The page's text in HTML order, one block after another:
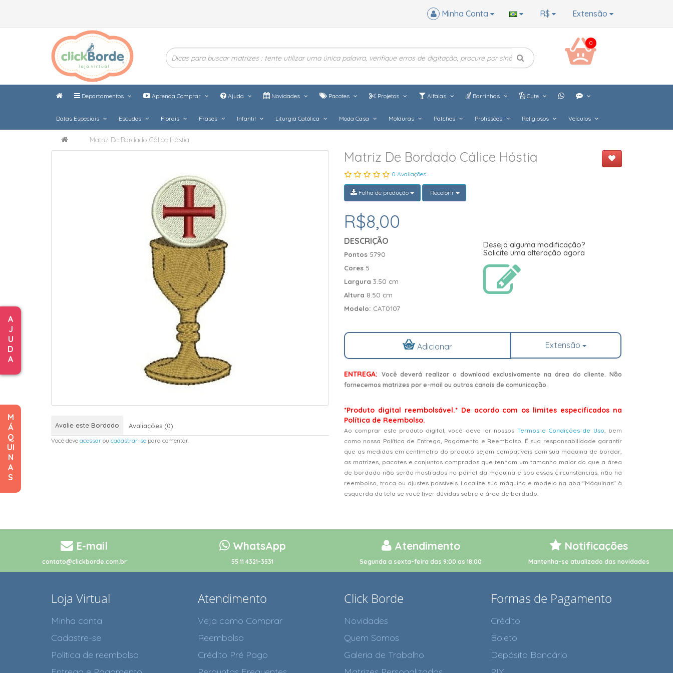
A
J
U
D
A
M
Á
Q
UI
N
A
S
Extensão
R$
Minha Conta
0
Departamentos Aprenda Comprar Ajuda Novidades Pacotes Projetos Alfaias Barrinhas Cute
Datas Especiais Escudos Florais Frases Infantil Liturgia Católica Moda Casa Molduras Patches Profissões Religiosos Veículos
Matriz De Bordado Cálice Hóstia
Avalie este Bordado Avaliações (0)
Você deve acessar ou cadastrar-se para comentar.
Matriz De Bordado Cálice Hóstia
0 Avaliações
Folha de produção Recolorir
R$8,00
DESCRIÇÃO
Pontos 5790
Cores 5
Largura 3.50 cm
Altura 8.50 cm
Modelo: CAT0107
Deseja alguma modificação?
Solicite uma alteração agora
Adicionar Extensão
ENTREGA: Você deverá realizar o download exclusivamente na área do cliente. Não
fornecemos matrizes por e-mail ou outros canais de comunicação.
*Produto digital reembolsável.* De acordo com os limites especificados na
Política de Reembolso.
Ao comprar este produto digital, você deve ler nossos Termos e Condições de Uso , bem
como nossa Política de Entrega, Pagamento e Reembolso. É sua responsabilidade garantir
que as medidas em centímetro do produto sejam compatíveis com sua máquina de bordar,
as matrizes, pacotes e conjuntos comprados que tenham um tamanho maior do que a área
de bordado não serão mostrados no painel da máquina e sob essas circunstâncias, não há
reembolso, troca ou ajustes possíveis. Localize sua máquina e modelo na aba "Máquinas" à
esquerda da tela se você tiver dúvidas sobre a área de bordado.
E-mail
contato@clickborde.com.br
WhatsApp
55 11 4321-3531
Atendimento
Segunda a sexta-feira das 9:00 as 18:00
Notificações
Mantenha-se atualizado das novidades
Loja Virtual
Minha conta
Cadastre-se
Política de reembolso
Atendimento
Veja como Comprar
Reembolso
Crédito Pré Pago
Click Borde
Novidades
Quem Somos
Galeria de Trabalho
Formas de Pagamento
Crédito
Boleto
Depósito Bancário